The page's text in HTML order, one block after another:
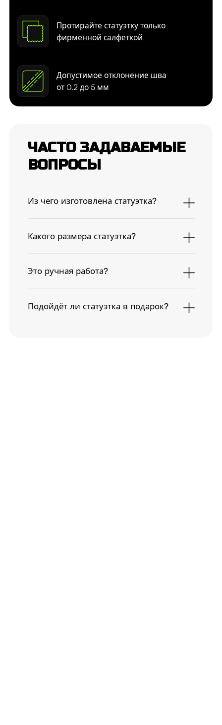
Протирайте статуэтку только
фирменной салфеткой
Допустимое отклонение шва
от 0.2 до 5 мм
ЧАСТО ЗАДАВАЕМЫЕ
ВОПРОСЫ
Из чего изготовлена статуэтка?
Какого размера статуэтка?
Это ручная работа?
Подойдёт ли статуэтка в подарок?